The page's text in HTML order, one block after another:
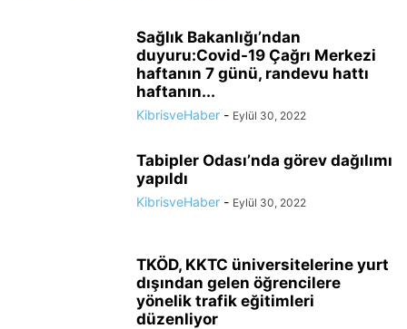
Sağlık Bakanlığı’ndan
duyuru:Covid-19 Çağrı Merkezi
haftanın 7 günü, randevu hattı
haftanın...
KibrisveHaber - Eylül 30, 2022
Tabipler Odası’nda görev dağılımı
yapıldı
KibrisveHaber - Eylül 30, 2022
TKÖD, KKTC üniversitelerine yurt
dışından gelen öğrencilere
yönelik trafik eğitimleri
düzenliyor